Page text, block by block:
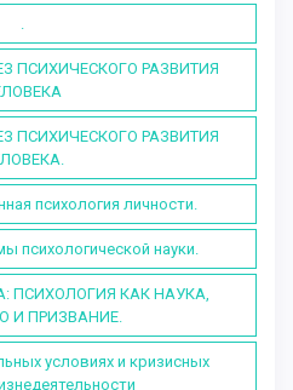
ПСИХИЧЕСКОГО РАЗВИТИЯ
ПСИХИЧЕСКОГО РАЗВИТИЯ
психология личности.
психологической науки.
ПСИХОЛОГИЯ КАК НАУКА,
И ПРИЗВАНИЕ.
условиях и кризисных